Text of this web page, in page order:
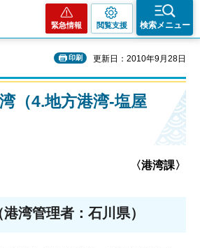
緊急情報 閲覧支援 検索メニュー
印刷 更新日：2010年9月28日
（4.地方港湾-塩屋
〈港湾課〉
港湾管理者：石川県）